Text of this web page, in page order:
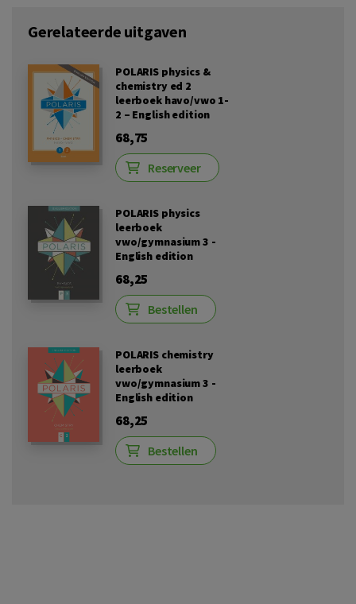
Gerelateerde uitgaven
POLARIS physics &
chemistry ed 2
leerboek havo/vwo 1-
2 – English edition
68,75
Reserveer
POLARIS physics
leerboek
vwo/gymnasium 3 -
English edition
68,25
Bestellen
POLARIS chemistry
leerboek
vwo/gymnasium 3 -
English edition
68,25
Bestellen